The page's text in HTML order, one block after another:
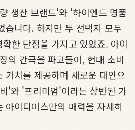
생산 브랜드'와 '하이엔드 명품
습니다. 하지만 두 선택지 모두
한 단점을 가지고 있었죠. 아이
의 간극을 파고들어, 현대 소비
가치를 제공하며 새로운 대안으
'와 '프리미엄'이라는 상반된 가
아이디어스만의 매력을 자세히